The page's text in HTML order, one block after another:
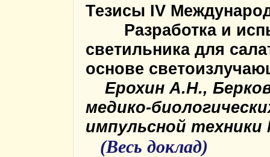
Тезисы IV
Разработка и
светильника для
основе
Ерохин А.Н.,
медико-
импульсной
(Весь доклад)